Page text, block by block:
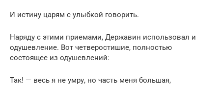
И истину царям с улыбкой говорить.
Наряду с этими приемами, Державин использовал и
одушевление. Вот четверостишие, полностью
состоящее из одушевлений:
Так! — весь я не умру, но часть меня большая,